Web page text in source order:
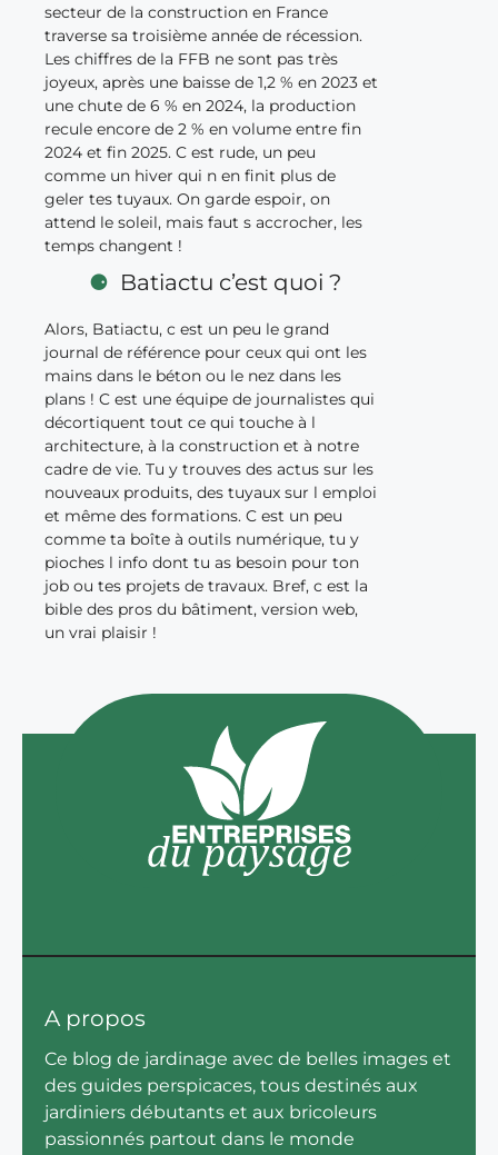
secteur de la construction en France
traverse sa troisième année de récession.
Les chiffres de la FFB ne sont pas très
joyeux, après une baisse de 1,2 % en 2023 et
une chute de 6 % en 2024, la production
recule encore de 2 % en volume entre fin
2024 et fin 2025. C est rude, un peu
comme un hiver qui n en finit plus de
geler tes tuyaux. On garde espoir, on
attend le soleil, mais faut s accrocher, les
temps changent !
Batiactu c’est quoi ?
Alors, Batiactu, c est un peu le grand
journal de référence pour ceux qui ont les
mains dans le béton ou le nez dans les
plans ! C est une équipe de journalistes qui
décortiquent tout ce qui touche à l
architecture, à la construction et à notre
cadre de vie. Tu y trouves des actus sur les
nouveaux produits, des tuyaux sur l emploi
et même des formations. C est un peu
comme ta boîte à outils numérique, tu y
pioches l info dont tu as besoin pour ton
job ou tes projets de travaux. Bref, c est la
bible des pros du bâtiment, version web,
un vrai plaisir !
A propos
Ce blog de jardinage avec de belles images et
des guides perspicaces, tous destinés aux
jardiniers débutants et aux bricoleurs
passionnés partout dans le monde